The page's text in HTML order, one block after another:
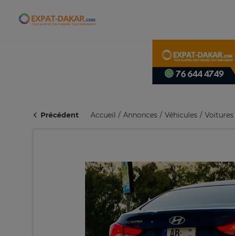
Expat-Dakar
Précédent Accueil Annonces Véhicules Voitures